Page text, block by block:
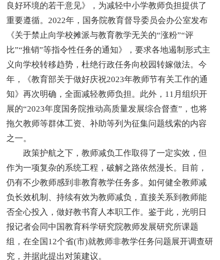
良好环境的若干意见》，为减轻中小学教师负担提供了
重要遵循。2022年，国务院教育督导委员会办公室发布
《关于禁止向学校摊派与教育教学无关的“涨粉”“评
比”“推销”等指令性任务的通知》，要求各地遏制形式主
义向学校转移趋势，杜绝行政任务向校园转嫁做法。今
年，《教育部关于做好庆祝2023年教师节有关工作的通
知》再次明确，全面减轻教师负担。此外，11月组织开
展的“2023年度国务院推动高质量发展综合督查”，也将
拖欠教师等群体工资、补助等列为征集问题线索的内容
之一。
政策护航之下，教师减负工作取得了一定实效，但
作为一项复杂的系统工程，破解之路依然漫长。目前，
仍有不少教师感到非教育教学任务多。如何健全教师减
负长效机制、持续有效为教师减负，直接关系到教师能
否全心投入，做好教书育人本职工作。鉴于此，光明日
报记者会同中国教育科学研究院教师发展研究所课题
组，在全国12个省(市)就教师非教学任务问题展开调查研
究，并据此提出对策建议。